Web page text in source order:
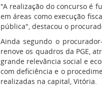
"A realização do concurso é
em áreas como execução
pública", destacou o
Ainda segundo o
renove os quadros da PGE,
grande relevância social e
com deficiência e o
realizadas na capital, Vitória.